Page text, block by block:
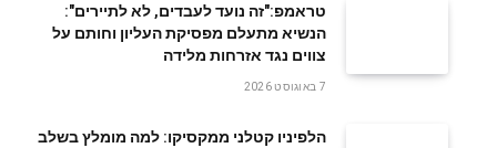
טראמפ:"זה נועד לעבדים, לא לתיירים":
הנשיא מתעלם מפסיקת העליון וחותם על
צווים נגד אזרחות מלידה
7 באוגוסט 2026
הלפיניו קטלני ממקסיקו: למה מומלץ בשלב